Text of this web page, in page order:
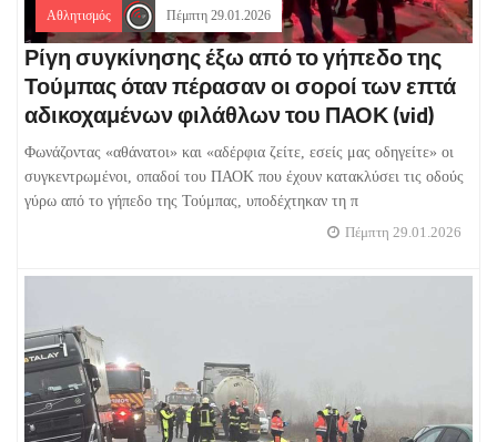
Αθλητισμός Πέμπτη 29.01.2026
Ρίγη συγκίνησης έξω από το γήπεδο της
Τούμπας όταν πέρασαν οι σοροί των επτά
αδικοχαμένων φιλάθλων του ΠΑΟΚ (vid)
Φωνάζοντας «αθάνατοι» και «αδέρφια ζείτε, εσείς μας οδηγείτε» οι
συγκεντρωμένοι, οπαδοί του ΠΑΟΚ που έχουν κατακλύσει τις οδούς
γύρω από το γήπεδο της Τούμπας, υποδέχτηκαν τη π
Πέμπτη 29.01.2026